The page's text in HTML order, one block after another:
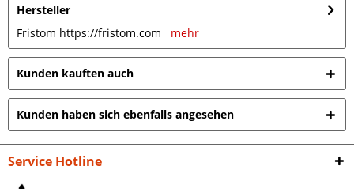
Hersteller
Fristom https://fristom.com mehr
Kunden kauften auch
Kunden haben sich ebenfalls angesehen
Service Hotline